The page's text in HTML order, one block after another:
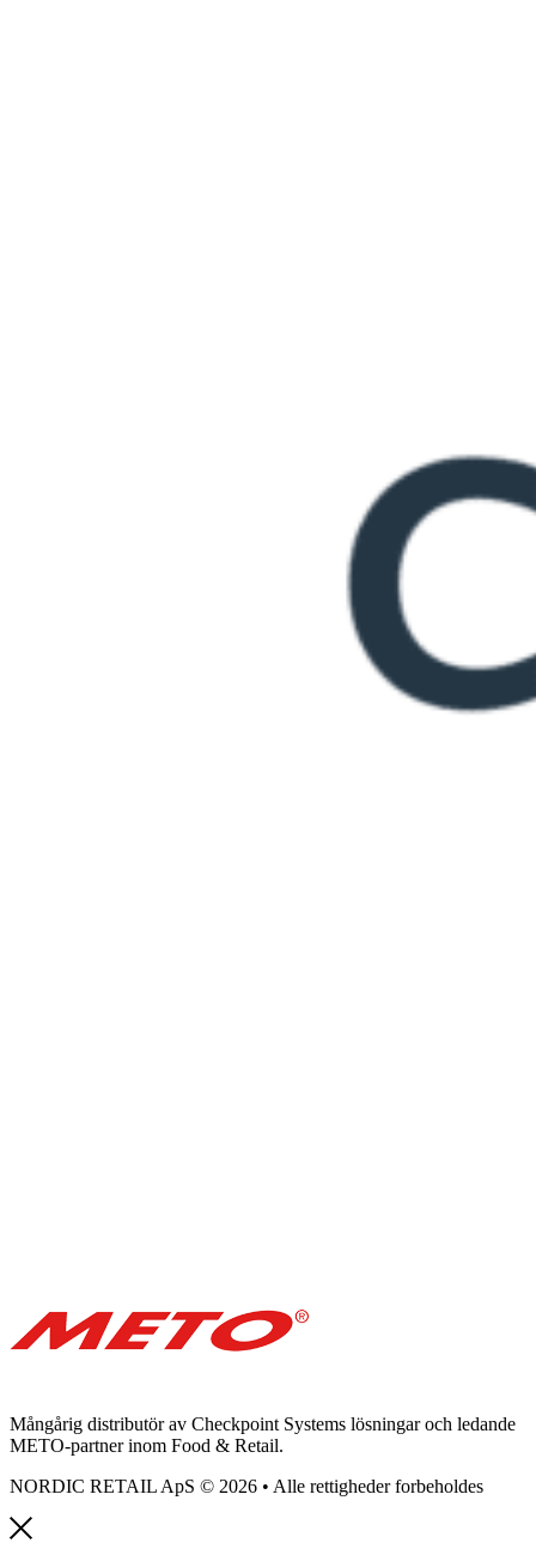
Mångårig distributör av Checkpoint Systems lösningar och ledande
METO-partner inom Food & Retail.
NORDIC RETAIL ApS © 2026 • Alle rettigheder forbeholdes